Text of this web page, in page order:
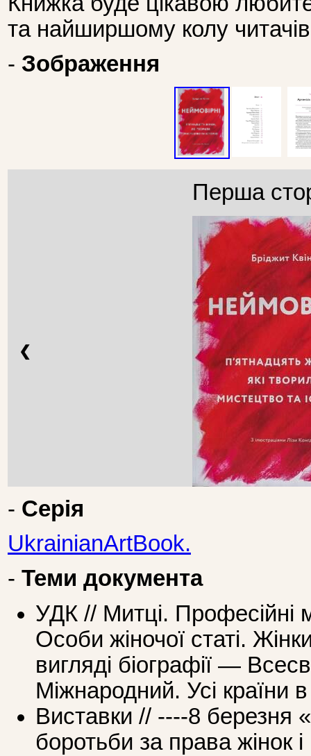
та найширшому колу
- Зображення
Перша
❮
- Серія
UkrainianArtBook.
- Теми документа
УДК // Митці. Професійні
Особи жіночої статі.
вигляді біографії —
Міжнародний. Усі країни
Виставки // ----8 березня
боротьби за права жінок